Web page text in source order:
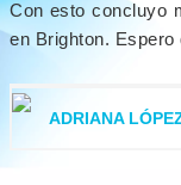
Con esto concluyo
en Brighton.
ADRIANA